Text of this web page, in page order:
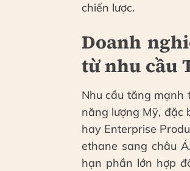
chiến lược.
Doanh
từ nhu cầu
Nhu cầu tăng mạnh
năng lượng Mỹ, đặc
hay Enterprise
ethane sang châu
hạn phần lớn hợp